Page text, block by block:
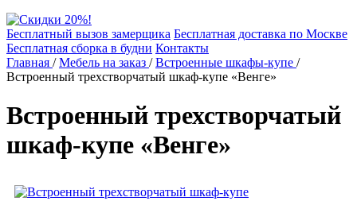
Бесплатный вызов замерщика Бесплатная доставка по Москве
Бесплатная сборка в будни Контакты
Главная /Мебель на заказ /Встроенные шкафы-купе /
Встроенный трехстворчатый шкаф-купе «Венге»
Встроенный трехстворчатый
шкаф-купе «Венге»